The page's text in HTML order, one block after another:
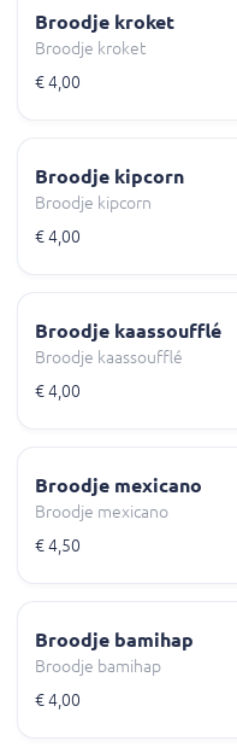
Broodje kroket
Broodje kroket
€ 4,00
Broodje kipcorn
Broodje kipcorn
€ 4,00
Broodje kaassoufflé
Broodje kaassoufflé
€ 4,00
Broodje mexicano
Broodje mexicano
€ 4,50
Broodje bamihap
Broodje bamihap
€ 4,00